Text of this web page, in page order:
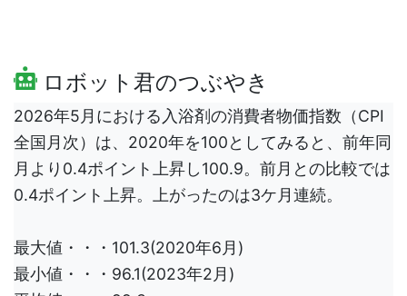
ロボット君のつぶやき
2026年5月における入浴剤の消費者物価指数（CPI
全国月次）は、2020年を100としてみると、前年同
月より0.4ポイント上昇し100.9。前月との比較では
0.4ポイント上昇。上がったのは3ケ月連続。
最大値・・・101.3(2020年6月)
最小値・・・96.1(2023年2月)